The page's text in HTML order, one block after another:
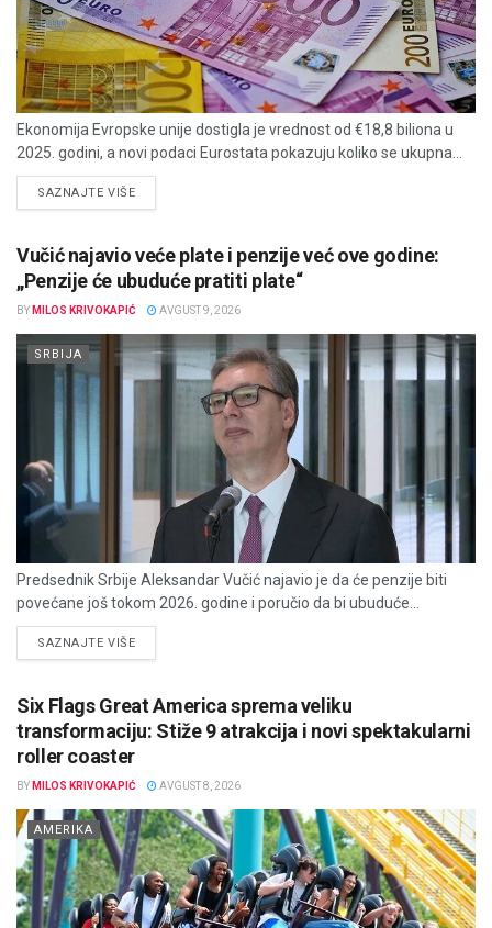
Ekonomija Evropske unije dostigla je vrednost od €18,8 biliona u
2025. godini, a novi podaci Eurostata pokazuju koliko se ukupna...
SAZNAJTE VIŠEDETAILS
Vučić najavio veće plate i penzije već ove godine:
„Penzije će ubuduće pratiti plate“
BY MILOS KRIVOKAPIĆ AVGUST 9, 2026
SRBIJA
Predsednik Srbije Aleksandar Vučić najavio je da će penzije biti
povećane još tokom 2026. godine i poručio da bi ubuduće...
SAZNAJTE VIŠEDETAILS
Six Flags Great America sprema veliku
transformaciju: Stiže 9 atrakcija i novi spektakularni
roller coaster
BY MILOS KRIVOKAPIĆ AVGUST 8, 2026
AMERIKA